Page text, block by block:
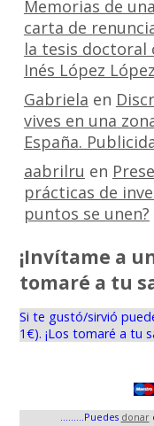
Memorias de
carta de
la tesis doctoral
Inés López López
Gabriela en
vives en una
España.
aabrilru en
prácticas de
puntos se unen?
¡Invítame a
tomaré a tu
Si te gustó/sirvió
1€). ¡Los tomaré a tu
.........Puedes donar